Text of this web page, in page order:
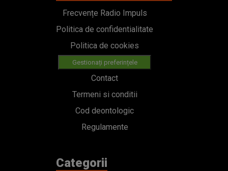
Frecvențe Radio Impuls
Politica de confidentialitate
Politica de cookies
Gestionați preferințele
Contact
Termeni si conditii
Cod deontologic
Regulamente
Categorii